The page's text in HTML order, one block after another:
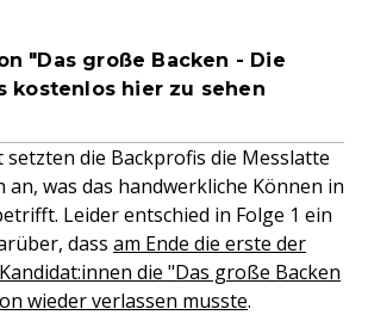
"Das große Backen - Die
kostenlos hier zu sehen
die Backprofis die Messlatte
an, was das handwerkliche Können in
Leider entschied in Folge 1 ein
dass am Ende die erste der
die "Das große Backen
wieder verlassen musste.